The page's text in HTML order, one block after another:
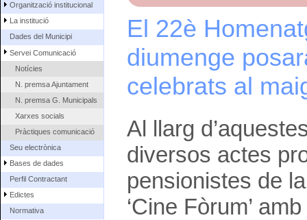
Organització institucional
La institució
Dades del Municipi
Servei Comunicació
Notícies
N. premsa Ajuntament
N. premsa G. Municipals
Xarxes socials
Pràctiques comunicació
Seu electrònica
Bases de dades
Perfil Contractant
Edictes
Normativa
El 22è
diumenge
celebrats al
Al llarg
diversos actes
pensionistes de
‘Cine Fòrum’